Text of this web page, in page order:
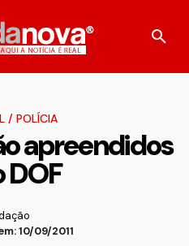
/ POLÍCIA
apreendidos
DOF
10/09/2011